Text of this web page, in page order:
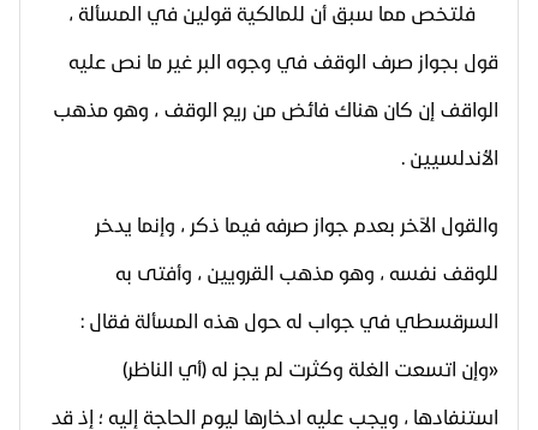
فلتخص مما سبق أن للمالكية قولين في المسألة ،
قول بجواز صرف الوقف في وجوه البر غير ما نص عليه
الواقف إن كان هناك فائض من ريع الوقف ، وهو مذهب
الأندلسيين .
والقول الآخر بعدم جواز صرفه فيما ذكر ، وإنما يدخر
للوقف نفسه ، وهو مذهب القرويين ، وأفتى به
السرقسطي في جواب له حول هذه المسألة فقال :
«وإن اتسعت الغلة وكثرت لم يجز له (أي الناظر)
استنفادها ، ويجب عليه ادخارها ليوم الحاجة إليه ؛ إذ قد